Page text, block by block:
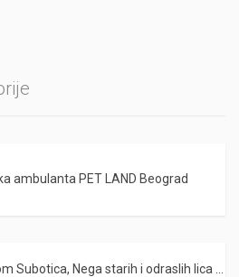
ambulanta PET LAND Beograd